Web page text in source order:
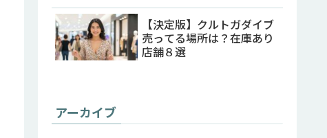
【決定版】クルトガダイブ
売ってる場所は？在庫あり
店舗８選
アーカイブ